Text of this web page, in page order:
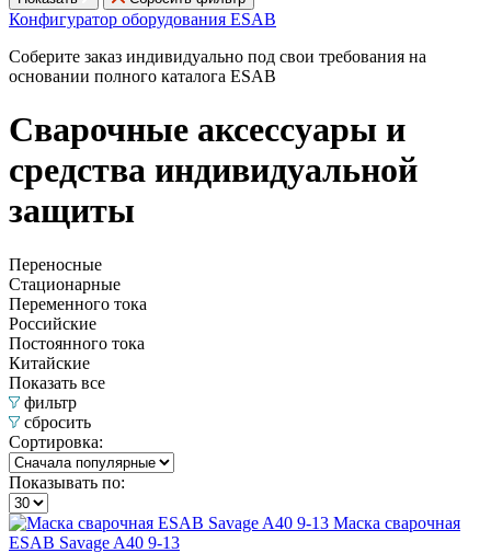
Конфигуратор оборудования ESAB
Соберите заказ индивидуально под свои требования на
основании полного каталога ESAB
Сварочные аксессуары и
средства индивидуальной
защиты
Переносные
Стационарные
Переменного тока
Российские
Постоянного тока
Китайские
Показать все
фильтр
сбросить
Сортировка:
Показывать по:
Маска сварочная
ESAB Savage A40 9-13